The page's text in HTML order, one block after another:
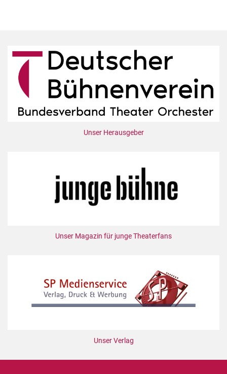
Unser Herausgeber
Unser Magazin für junge Theaterfans
Unser Verlag